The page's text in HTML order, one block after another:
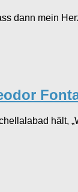
dann mein
hält,